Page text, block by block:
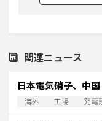
関連ニュース
日本電気硝子、中
海外 工場 発電